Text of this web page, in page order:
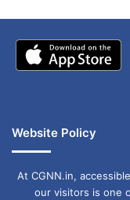
Website Policy
At CGNN.in,
our visitors is one